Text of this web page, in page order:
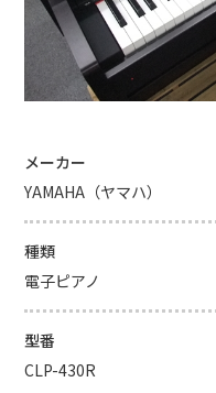
メーカー
YAMAHA（ヤマハ）
種類
電子ピアノ
型番
CLP-430R